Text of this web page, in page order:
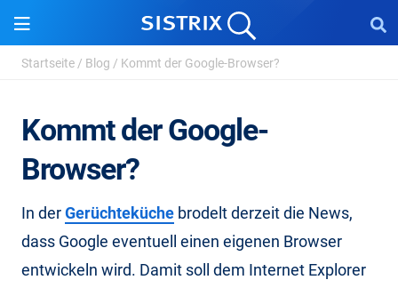
Startseite / Blog / Kommt der Google-Browser?
Kommt der Google-
Browser?
In derGerüchteküche brodelt derzeit die News,
dass Google eventuell einen eigenen Browser
entwickeln wird. Damit soll dem Internet Explorer